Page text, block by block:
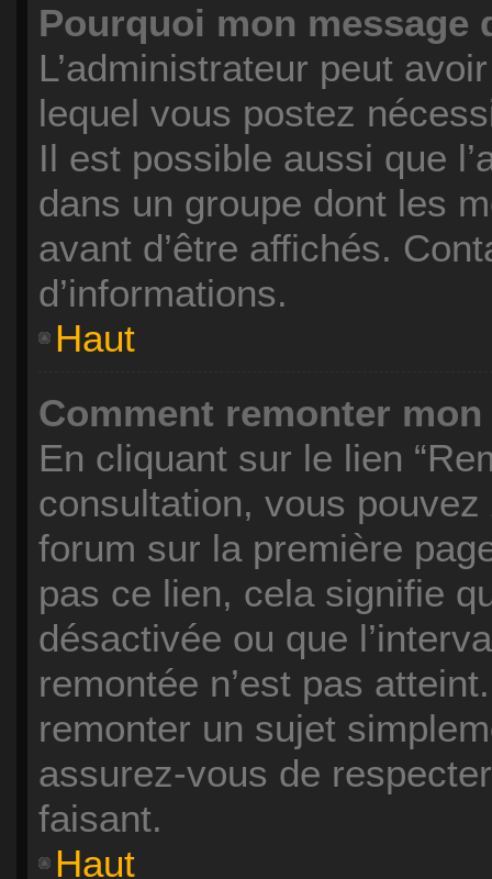
Pourquoi mon message
L’administrateur peut
lequel vous postez
Il est possible aussi que
dans un groupe dont les
avant d’être affichés.
d’informations.
Haut
Comment remonter
En cliquant sur le lien
consultation, vous pouvez
forum sur la première
pas ce lien, cela signifie
désactivée ou que
remontée n’est pas
remonter un sujet
assurez-vous de
faisant.
Haut